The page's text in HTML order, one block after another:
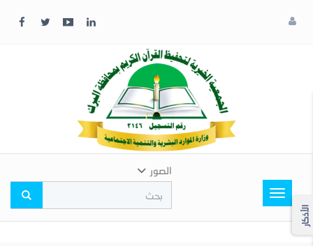
Toggle
navigation
الصور
الأذكار